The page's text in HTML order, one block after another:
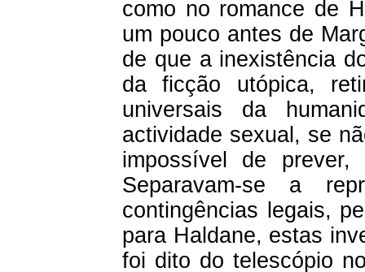
como no romance de
um pouco antes de
de que a inexistência
da ficção utópica,
universais da
actividade sexual, se
impossível de prever,
Separavam-se a
contingências legais,
para Haldane, estas
foi dito do telescópio